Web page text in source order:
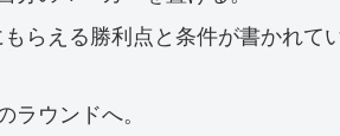
らえる勝利点と条件が書かれてい
ウンドへ。